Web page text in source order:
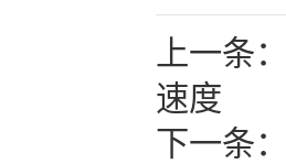
上一条
速度
下一条